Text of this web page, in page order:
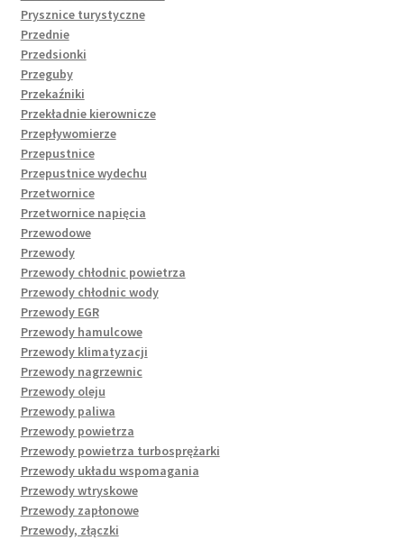
Prysznice turystyczne
Przednie
Przedsionki
Przeguby
Przekaźniki
Przekładnie kierownicze
Przepływomierze
Przepustnice
Przepustnice wydechu
Przetwornice
Przetwornice napięcia
Przewodowe
Przewody
Przewody chłodnic powietrza
Przewody chłodnic wody
Przewody EGR
Przewody hamulcowe
Przewody klimatyzacji
Przewody nagrzewnic
Przewody oleju
Przewody paliwa
Przewody powietrza
Przewody powietrza turbosprężarki
Przewody układu wspomagania
Przewody wtryskowe
Przewody zapłonowe
Przewody, złączki